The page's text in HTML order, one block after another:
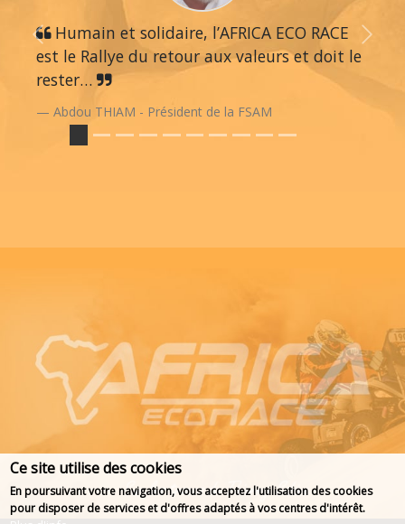
Humain et solidaire, l’AFRICA ECO RACE
est le Rallye du retour aux valeurs et doit le
rester…
Abdou THIAM - Président de la FSAM
Previous Next
Ce site utilise des cookies
En poursuivant votre navigation, vous acceptez l'utilisation des cookies
pour disposer de services et d'offres adaptés à vos centres d'intérêt.